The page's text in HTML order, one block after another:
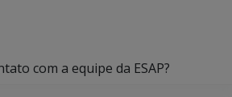
com a equipe da ESAP?